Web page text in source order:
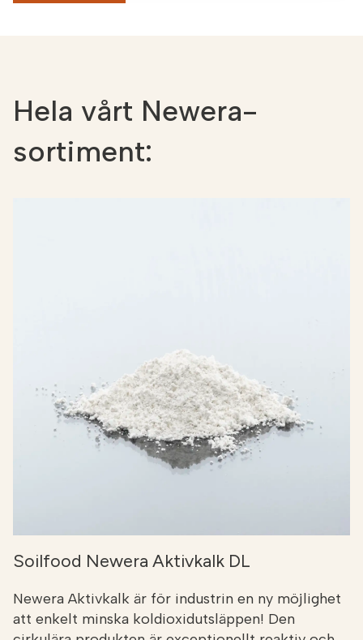
Hela vårt Newera-
sortiment:
Soilfood Newera Aktivkalk DL
Newera Aktivkalk är för industrin en ny möjlighet
att enkelt minska koldioxidutsläppen! Den